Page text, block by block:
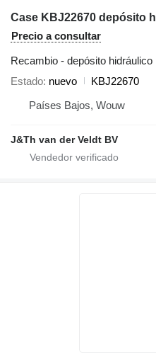
Precio a consultar
Recambio - depósito hidráulico
Estado nuevo
KBJ22670
Países Bajos, Wouw
J&Th van der Veldt BV